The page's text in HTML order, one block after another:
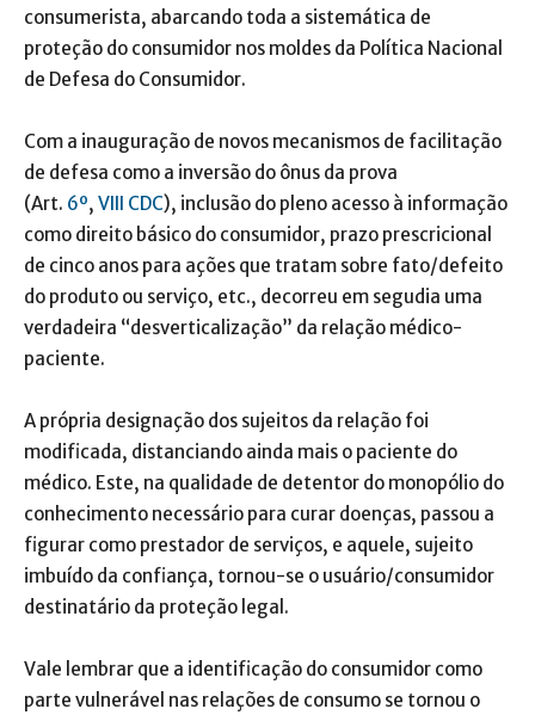
consumerista, abarcando toda a sistemática de
proteção do consumidor nos moldes da Política Nacional
de Defesa do Consumidor.
Com a inauguração de novos mecanismos de facilitação
de defesa como a inversão do ônus da prova
(Art. 6º, VIII CDC), inclusão do pleno acesso à informação
como direito básico do consumidor, prazo prescricional
de cinco anos para ações que tratam sobre fato/defeito
do produto ou serviço, etc., decorreu em segudia uma
verdadeira “desverticalização” da relação médico-
paciente.
A própria designação dos sujeitos da relação foi
modificada, distanciando ainda mais o paciente do
médico. Este, na qualidade de detentor do monopólio do
conhecimento necessário para curar doenças, passou a
figurar como prestador de serviços, e aquele, sujeito
imbuído da confiança, tornou-se o usuário/consumidor
destinatário da proteção legal.
Vale lembrar que a identificação do consumidor como
parte vulnerável nas relações de consumo se tornou o